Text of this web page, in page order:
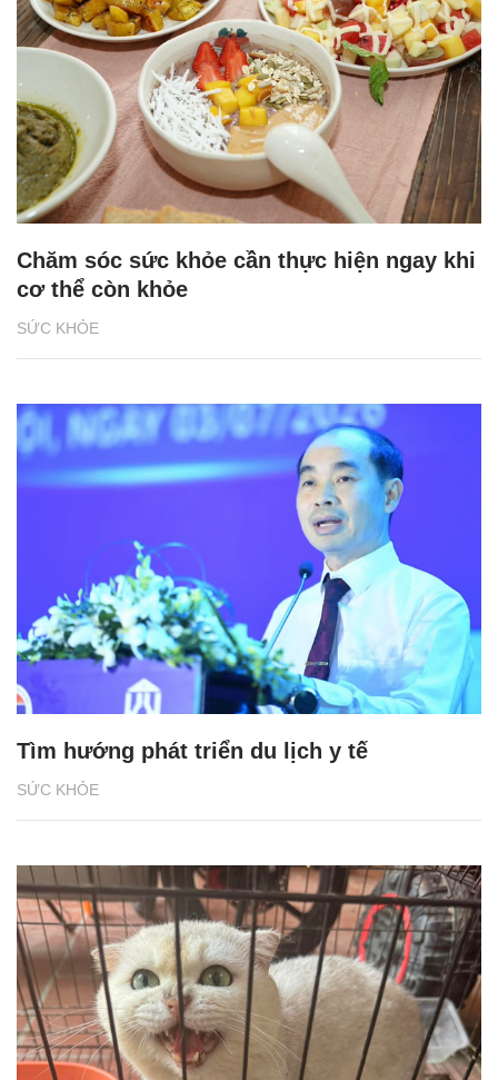
SỨC KHỎE
Chăm sóc sức khỏe cần thực hiện ngay khi
cơ thể còn khỏe
SỨC KHỎE
Tìm hướng phát triển du lịch y tế